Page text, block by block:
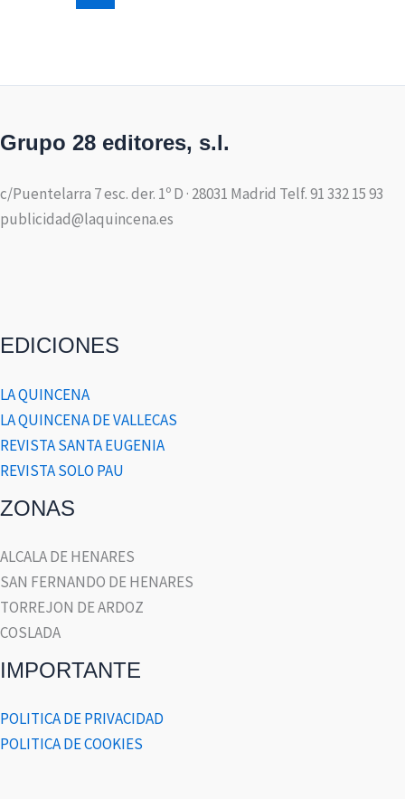
Grupo 28 editores, s.l.
c/Puentelarra 7 esc. der. 1º D · 28031 Madrid Telf. 91 332 15 93
publicidad@laquincena.es
EDICIONES
LA QUINCENA
LA QUINCENA DE VALLECAS
REVISTA SANTA EUGENIA
REVISTA SOLO PAU
ZONAS
ALCALA DE HENARES
SAN FERNANDO DE HENARES
TORREJON DE ARDOZ
COSLADA
IMPORTANTE
POLITICA DE PRIVACIDAD
POLITICA DE COOKIES